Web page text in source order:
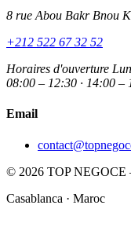
8 rue Abou Bakr Bnou
+212 522 67 32 52
Horaires d'ouverture
08:00 – 12:30 · 14:00 –
Email
© 2026 TOP NEGOCE
Casablanca · Maroc